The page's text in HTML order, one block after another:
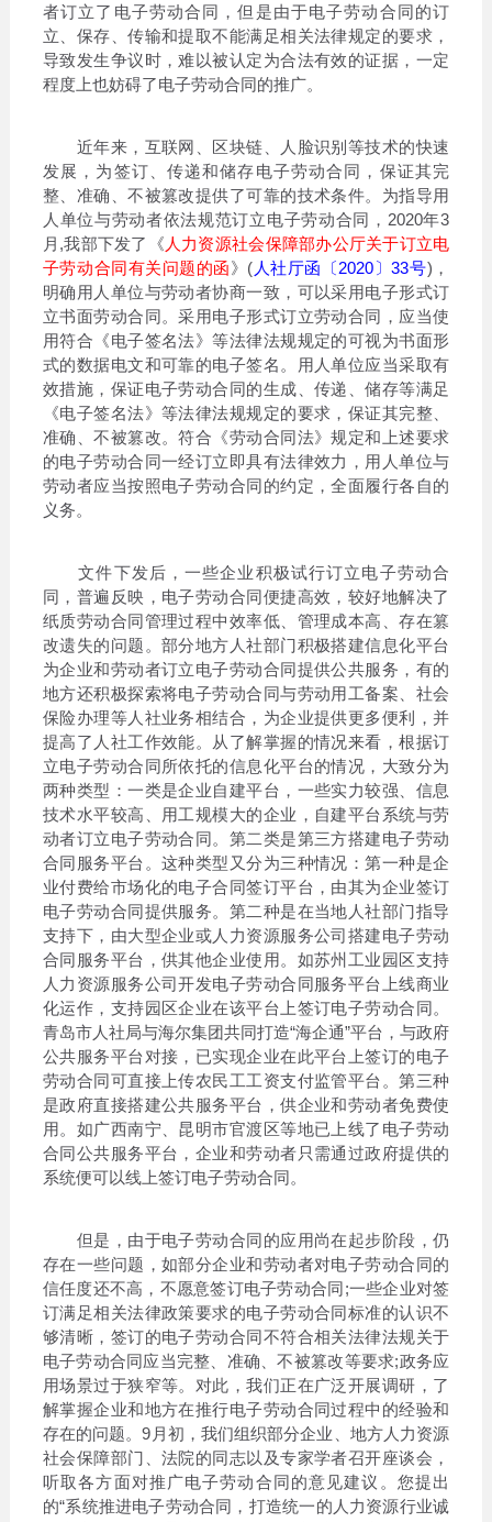
者订立了电子劳动合同，但是由于电子劳动合同的订
立、保存、传输和提取不能满足相关法律规定的要求，
导致发生争议时，难以被认定为合法有效的证据，一定
程度上也妨碍了电子劳动合同的推广。
近年来，互联网、区块链、人脸识别等技术的快速
发展，为签订、传递和储存电子劳动合同，保证其完
整、准确、不被篡改提供了可靠的技术条件。为指导用
人单位与劳动者依法规范订立电子劳动合同，2020年3
月,我部下发了《 人力资源社会保障部办公厅关于订立电
子劳动合同有关问题的函》( 人社厅函〔2020〕33号)，
明确用人单位与劳动者协商一致，可以采用电子形式订
立书面劳动合同。采用电子形式订立劳动合同，应当使
用符合《电子签名法》等法律法规规定的可视为书面形
式的数据电文和可靠的电子签名。用人单位应当采取有
效措施，保证电子劳动合同的生成、传递、储存等满足
《电子签名法》等法律法规规定的要求，保证其完整、
准确、不被篡改。符合《劳动合同法》规定和上述要求
的电子劳动合同一经订立即具有法律效力，用人单位与
劳动者应当按照电子劳动合同的约定，全面履行各自的
义务。
文件下发后，一些企业积极试行订立电子劳动合
同，普遍反映，电子劳动合同便捷高效，较好地解决了
纸质劳动合同管理过程中效率低、管理成本高、存在篡
改遗失的问题。部分地方人社部门积极搭建信息化平台
为企业和劳动者订立电子劳动合同提供公共服务，有的
地方还积极探索将电子劳动合同与劳动用工备案、社会
保险办理等人社业务相结合，为企业提供更多便利，并
提高了人社工作效能。从了解掌握的情况来看，根据订
立电子劳动合同所依托的信息化平台的情况，大致分为
两种类型：一类是企业自建平台，一些实力较强、信息
技术水平较高、用工规模大的企业，自建平台系统与劳
动者订立电子劳动合同。第二类是第三方搭建电子劳动
合同服务平台。这种类型又分为三种情况：第一种是企
业付费给市场化的电子合同签订平台，由其为企业签订
电子劳动合同提供服务。第二种是在当地人社部门指导
支持下，由大型企业或人力资源服务公司搭建电子劳动
合同服务平台，供其他企业使用。如苏州工业园区支持
人力资源服务公司开发电子劳动合同服务平台上线商业
化运作，支持园区企业在该平台上签订电子劳动合同。
青岛市人社局与海尔集团共同打造“海企通”平台，与政府
公共服务平台对接，已实现企业在此平台上签订的电子
劳动合同可直接上传农民工工资支付监管平台。第三种
是政府直接搭建公共服务平台，供企业和劳动者免费使
用。如广西南宁、昆明市官渡区等地已上线了电子劳动
合同公共服务平台，企业和劳动者只需通过政府提供的
系统便可以线上签订电子劳动合同。
但是，由于电子劳动合同的应用尚在起步阶段，仍
存在一些问题，如部分企业和劳动者对电子劳动合同的
信任度还不高，不愿意签订电子劳动合同;一些企业对签
订满足相关法律政策要求的电子劳动合同标准的认识不
够清晰，签订的电子劳动合同不符合相关法律法规关于
电子劳动合同应当完整、准确、不被篡改等要求;政务应
用场景过于狭窄等。对此，我们正在广泛开展调研，了
解掌握企业和地方在推行电子劳动合同过程中的经验和
存在的问题。9月初，我们组织部分企业、地方人力资源
社会保障部门、法院的同志以及专家学者召开座谈会，
听取各方面对推广电子劳动合同的意见建议。您提出
的“系统推进电子劳动合同，打造统一的人力资源行业诚